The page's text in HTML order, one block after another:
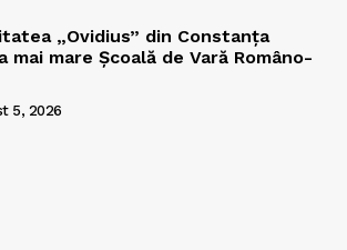
„Ovidius” din Constanța
mai mare Școală de Vară Româno-
5, 2026